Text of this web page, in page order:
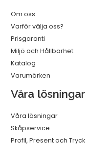
Om oss
Varför välja oss?
Prisgaranti
Miljö och Hållbarhet
Katalog
Varumärken
Våra lösningar
Våra lösningar
Skåpservice
Profil, Present och Tryck